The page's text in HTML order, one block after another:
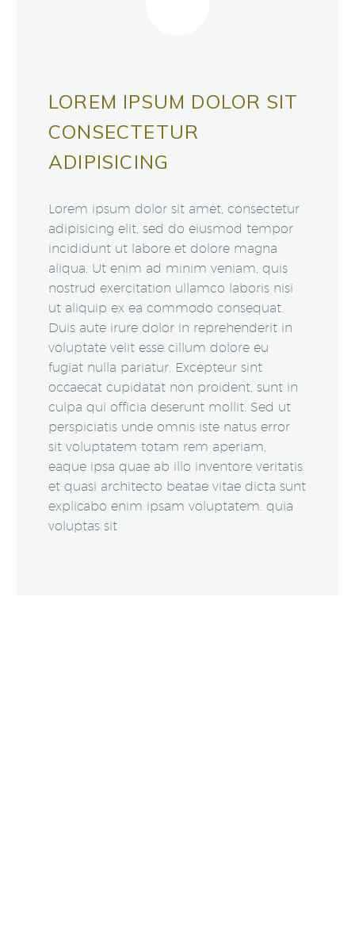
LOREM IPSUM DOLOR SIT
CONSECTETUR
ADIPISICING
Lorem ipsum dolor sit amet, consectetur
adipisicing elit, sed do eiusmod tempor
incididunt ut labore et dolore magna
aliqua. Ut enim ad minim veniam, quis
nostrud exercitation ullamco laboris nisi
ut aliquip ex ea commodo consequat.
Duis aute irure dolor in reprehenderit in
voluptate velit esse cillum dolore eu
fugiat nulla pariatur. Excepteur sint
occaecat cupidatat non proident, sunt in
culpa qui officia deserunt mollit. Sed ut
perspiciatis unde omnis iste natus error
sit voluptatem totam rem aperiam,
eaque ipsa quae ab illo inventore veritatis
et quasi architecto beatae vitae dicta sunt
explicabo enim ipsam voluptatem. quia
voluptas sit